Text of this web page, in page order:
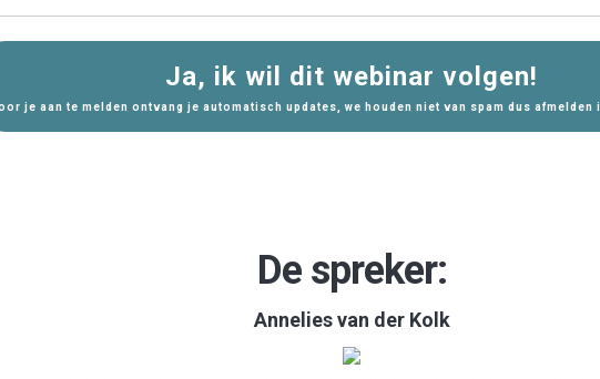
Ja, ik wil dit webinar volgen!
je aan te melden ontvang je automatisch updates, we houden niet van spam dus afmelden
De spreker:
Annelies van der Kolk